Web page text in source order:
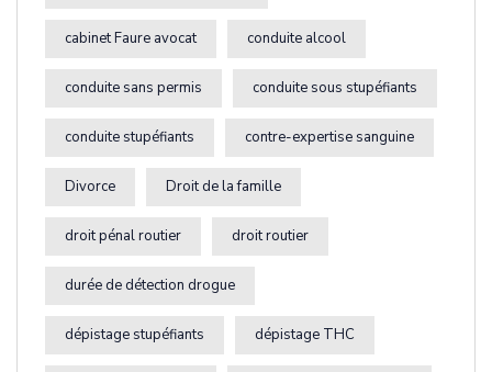
cabinet Faure avocat conduite alcool
conduite sans permis conduite sous stupéfiants
conduite stupéfiants contre-expertise sanguine
Divorce Droit de la famille
droit pénal routier droit routier
durée de détection drogue
dépistage stupéfiants dépistage THC